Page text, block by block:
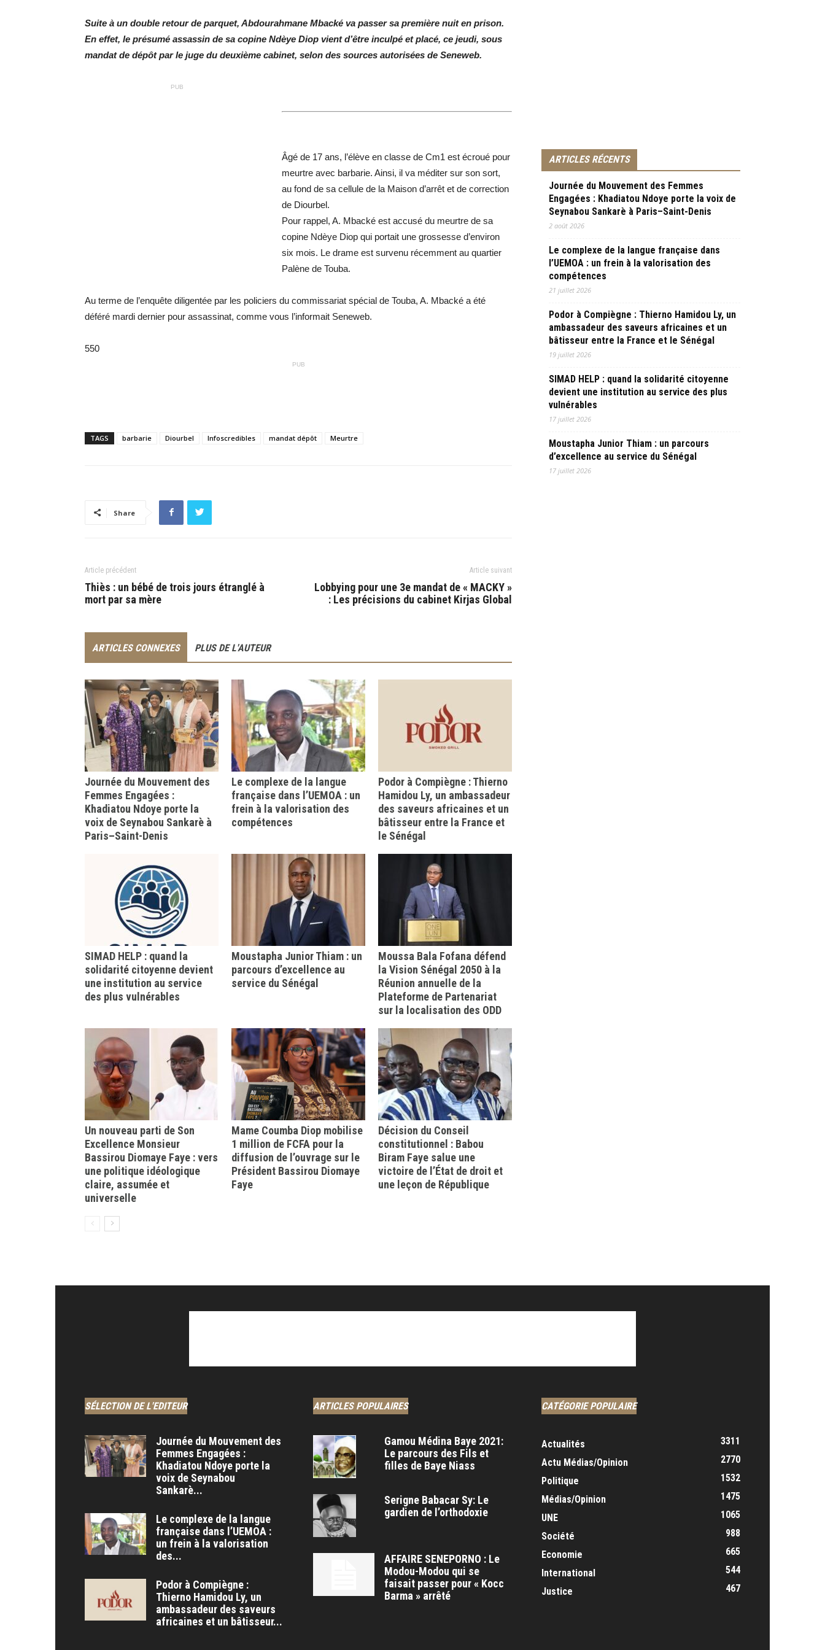
Suite à un double retour de parquet, Abdourahmane Mbacké va passer sa première nuit en prison.
En effet, le présumé assassin de sa copine Ndèye Diop vient d’être inculpé et placé, ce jeudi, sous
mandat de dépôt par le juge du deuxième cabinet, selon des sources autorisées de Seneweb.
PUB
Âgé de 17 ans, l’élève en classe de Cm1 est écroué pour
meurtre avec barbarie. Ainsi, il va méditer sur son sort,
au fond de sa cellule de la Maison d’arrêt et de correction
de Diourbel.
Pour rappel, A. Mbacké est accusé du meurtre de sa
copine Ndèye Diop qui portait une grossesse d’environ
six mois. Le drame est survenu récemment au quartier
Palène de Touba.
Au terme de l’enquête diligentée par les policiers du commissariat spécial de Touba, A. Mbacké a été
déféré mardi dernier pour assassinat, comme vous l’informait Seneweb.
550
PUB
TAGS barbarie Diourbel Infoscredibles mandat dépôt Meurtre
Share
Article précédent
Thiès : un bébé de trois jours étranglé à
mort par sa mère
Article suivant
Lobbying pour une 3e mandat de « MACKY »
: Les précisions du cabinet Kirjas Global
ARTICLES CONNEXES PLUS DE L'AUTEUR
Journée du Mouvement des
Femmes Engagées :
Khadiatou Ndoye porte la
voix de Seynabou Sankarè à
Paris–Saint-Denis
Le complexe de la langue
française dans l’UEMOA : un
frein à la valorisation des
compétences
Podor à Compiègne : Thierno
Hamidou Ly, un ambassadeur
des saveurs africaines et un
bâtisseur entre la France et
le Sénégal
SIMAD HELP : quand la
solidarité citoyenne devient
une institution au service
des plus vulnérables
Moustapha Junior Thiam : un
parcours d’excellence au
service du Sénégal
Moussa Bala Fofana défend
la Vision Sénégal 2050 à la
Réunion annuelle de la
Plateforme de Partenariat
sur la localisation des ODD
Un nouveau parti de Son
Excellence Monsieur
Bassirou Diomaye Faye : vers
une politique idéologique
claire, assumée et
universelle
Mame Coumba Diop mobilise
1 million de FCFA pour la
diffusion de l’ouvrage sur le
Président Bassirou Diomaye
Faye
Décision du Conseil
constitutionnel : Babou
Biram Faye salue une
victoire de l’État de droit et
une leçon de République
ARTICLES RÉCENTS
Journée du Mouvement des Femmes
Engagées : Khadiatou Ndoye porte la voix de
Seynabou Sankarè à Paris–Saint-Denis
2 août 2026
Le complexe de la langue française dans
l’UEMOA : un frein à la valorisation des
compétences
21 juillet 2026
Podor à Compiègne : Thierno Hamidou Ly, un
ambassadeur des saveurs africaines et un
bâtisseur entre la France et le Sénégal
19 juillet 2026
SIMAD HELP : quand la solidarité citoyenne
devient une institution au service des plus
vulnérables
17 juillet 2026
Moustapha Junior Thiam : un parcours
d’excellence au service du Sénégal
17 juillet 2026
SÉLECTION DE L'EDITEUR
Journée du Mouvement des
Femmes Engagées :
Khadiatou Ndoye porte la
voix de Seynabou
Sankarè...
Le complexe de la langue
française dans l’UEMOA :
un frein à la valorisation
des...
Podor à Compiègne :
Thierno Hamidou Ly, un
ambassadeur des saveurs
africaines et un bâtisseur...
ARTICLES POPULAIRES
Gamou Médina Baye 2021:
Le parcours des Fils et
filles de Baye Niass
Serigne Babacar Sy: Le
gardien de l’orthodoxie
AFFAIRE SENEPORNO : Le
Modou-Modou qui se
faisait passer pour « Kocc
Barma » arrêté
CATÉGORIE POPULAIRE
Actualités
3311
Actu Médias/Opinion
2770
Politique
1532
Médias/Opinion
1475
UNE
1065
Société
988
Economie
665
International
544
Justice
467